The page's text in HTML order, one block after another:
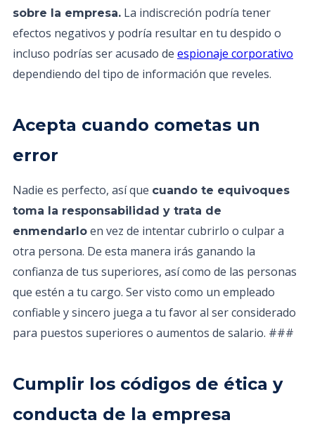
sobre la empresa. La indiscreción podría tener
efectos negativos y podría resultar en tu despido o
incluso podrías ser acusado de espionaje corporativo
dependiendo del tipo de información que reveles.
Acepta cuando cometas un
error
Nadie es perfecto, así que cuando te equivoques
toma la responsabilidad y trata de
enmendarlo en vez de intentar cubrirlo o culpar a
otra persona. De esta manera irás ganando la
confianza de tus superiores, así como de las personas
que estén a tu cargo. Ser visto como un empleado
confiable y sincero juega a tu favor al ser considerado
para puestos superiores o aumentos de salario. ###
Cumplir los códigos de ética y
conducta de la empresa